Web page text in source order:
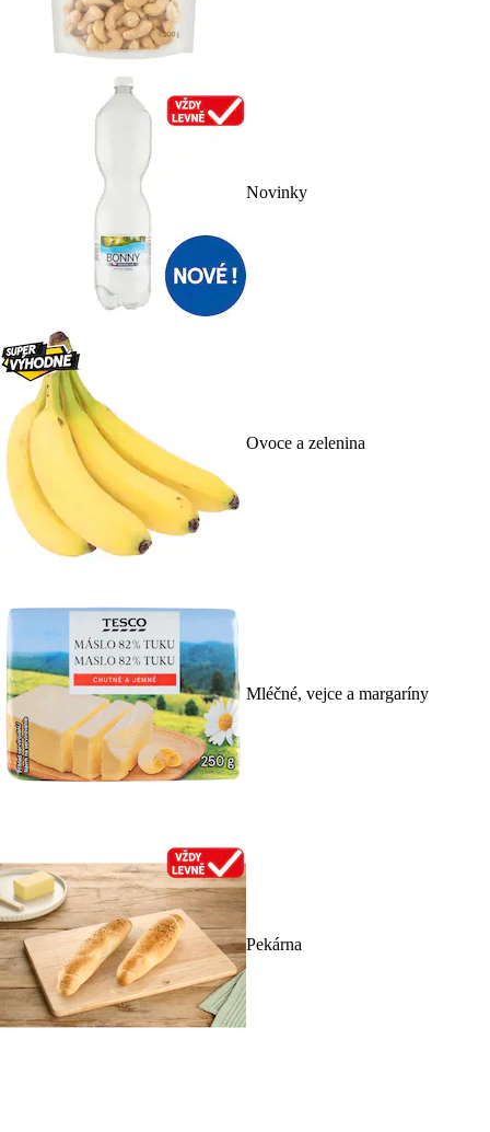
Novinky
Ovoce a zelenina
Mléčné, vejce a margaríny
Pekárna